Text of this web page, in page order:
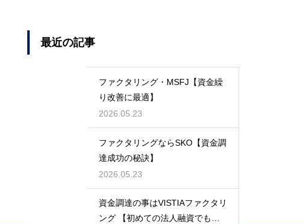
最近の記事
ファクタリング・MSFJ【資金繰
り改善に最適】
2026.05.23
ファクタリングならSKO【資金調
達成功の秘訣】
2026.05.23
資金調達の事はVISTIAファクタリ
ング 【初めての法人融資でも安